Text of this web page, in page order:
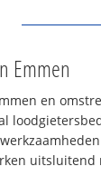
Emmen
en
uitsluitend